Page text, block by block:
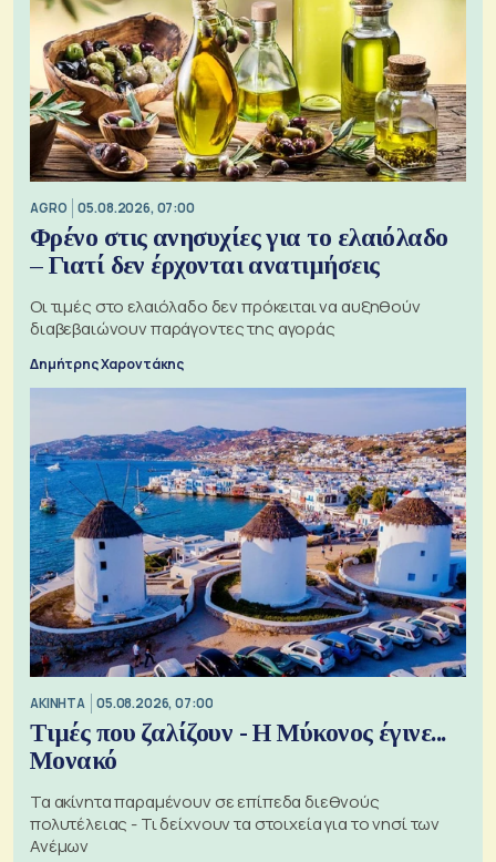
AGRO 05.08.2026, 07:00
Φρένο στις ανησυχίες για το ελαιόλαδο
– Γιατί δεν έρχονται ανατιμήσεις
Οι τιμές στο ελαιόλαδο δεν πρόκειται να αυξηθούν
διαβεβαιώνουν παράγοντες της αγοράς
Δημήτρης Χαροντάκης
ΑΚΙΝΗΤΑ 05.08.2026, 07:00
Τιμές που ζαλίζουν - Η Μύκονος έγινε...
Μονακό
Τα ακίνητα παραμένουν σε επίπεδα διεθνούς
πολυτέλειας - Τι δείχνουν τα στοιχεία για το νησί των
Ανέμων